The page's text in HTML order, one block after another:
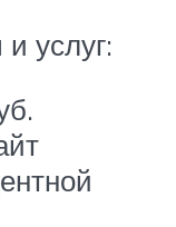
услуг: